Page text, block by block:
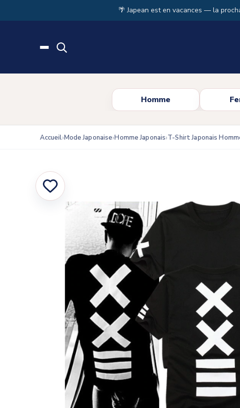
🌴 Japean est en vacances — la
Homme
Accueil Mode Japonaise Homme Japonais T-Shirt Japonais